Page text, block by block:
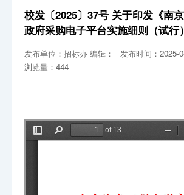
校发〔2025〕37号 关于印发《南
政府采购电子平台实施细则（试行
发布单位：招标办 编辑：
发布时间：2025-
浏览量：444